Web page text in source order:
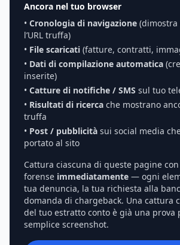
Ancora nel tuo browser
• Cronologia di navigazione
l’URL truffa)
• File scaricati (fatture, contratti,
• Dati di compilazione automatica
inserite)
• Catture di notifiche / SMS sul tuo
• Risultati di ricerca che mostrano
truffa
• Post / pubblicità sui social media
portato al sito
Cattura ciascuna di queste pagine
forense immediatamente — ogni
tua denuncia, la tua richiesta alla
domanda di chargeback. Una cattura
del tuo estratto conto è già una prova
semplice screenshot.